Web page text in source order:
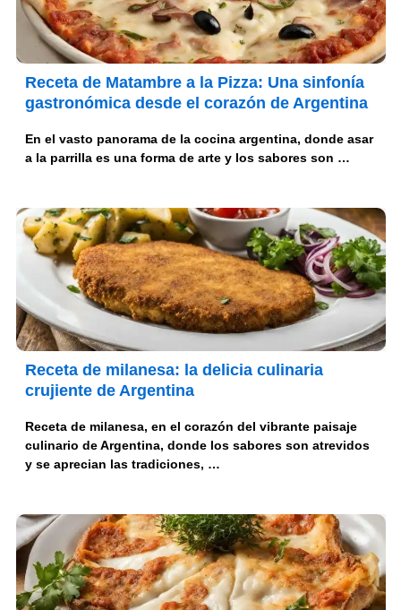
Receta de Matambre a la Pizza: Una sinfonía
gastronómica desde el corazón de Argentina
En el vasto panorama de la cocina argentina, donde asar
a la parrilla es una forma de arte y los sabores son …
Receta de milanesa: la delicia culinaria
crujiente de Argentina
Receta de milanesa, en el corazón del vibrante paisaje
culinario de Argentina, donde los sabores son atrevidos
y se aprecian las tradiciones, …